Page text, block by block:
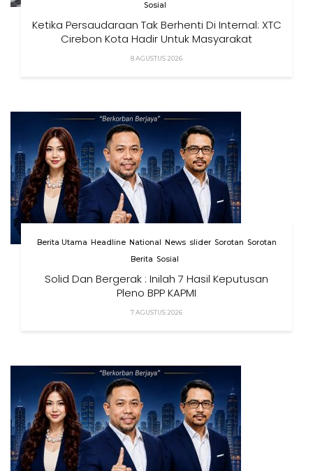
Sosial
Ketika Persaudaraan Tak Berhenti Di Internal: XTC
Cirebon Kota Hadir Untuk Masyarakat
8 AGUSTUS 2026
Berita Utama Headline National News slider Sorotan Sorotan
Berita Sosial
Solid Dan Bergerak : Inilah 7 Hasil Keputusan
Pleno BPP KAPMI
7 AGUSTUS 2026